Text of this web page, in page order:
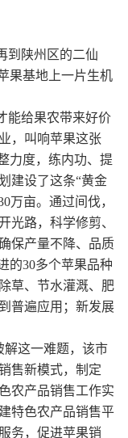
陕州区的二仙
果基地上一片生机
给果农带来好价
，叫响苹果这张
力度，练内功、提
建设了这条“黄金
万亩。通过间伐，
光路，科学修剪、
保产量不降、品质
的30多个苹果品种
草、节水灌溉、肥
普遍应用；新发展
这一难题，该市
售新模式，制定
农产品销售工作实
特色农产品销售平
务，促进苹果销